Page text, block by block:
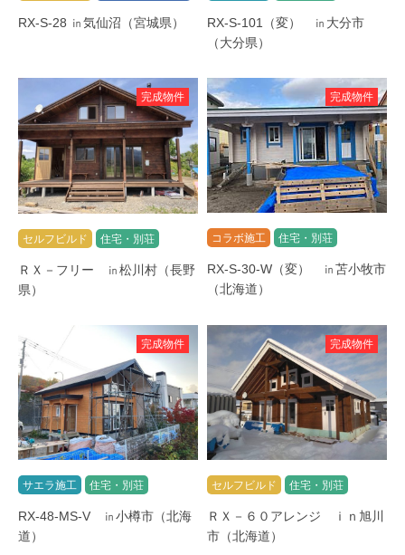
RX-S-28 ㏌気仙沼（宮城県）
RX-S-101（変） ㏌大分市
（大分県）
完成物件
セルフビルド 住宅・別荘
ＲＸ－フリー ㏌松川村（長野
県）
完成物件
コラボ施工 住宅・別荘
RX-S-30-W（変） ㏌苫小牧市
（北海道）
完成物件
サエラ施工 住宅・別荘
RX-48-MS-V ㏌小樽市（北海
道）
完成物件
セルフビルド 住宅・別荘
ＲＸ－６０アレンジ ｉｎ旭川
市（北海道）